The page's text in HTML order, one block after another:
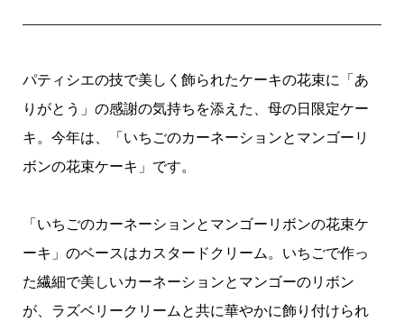
パティシエの技で美しく飾られたケーキの花束に「あ
りがとう」の感謝の気持ちを添えた、母の日限定ケー
キ。今年は、「いちごのカーネーションとマンゴーリ
ボンの花束ケーキ」です。
「いちごのカーネーションとマンゴーリボンの花束ケ
ーキ」のベースはカスタードクリーム。いちごで作っ
た繊細で美しいカーネーションとマンゴーのリボン
が、ラズベリークリームと共に華やかに飾り付けられ